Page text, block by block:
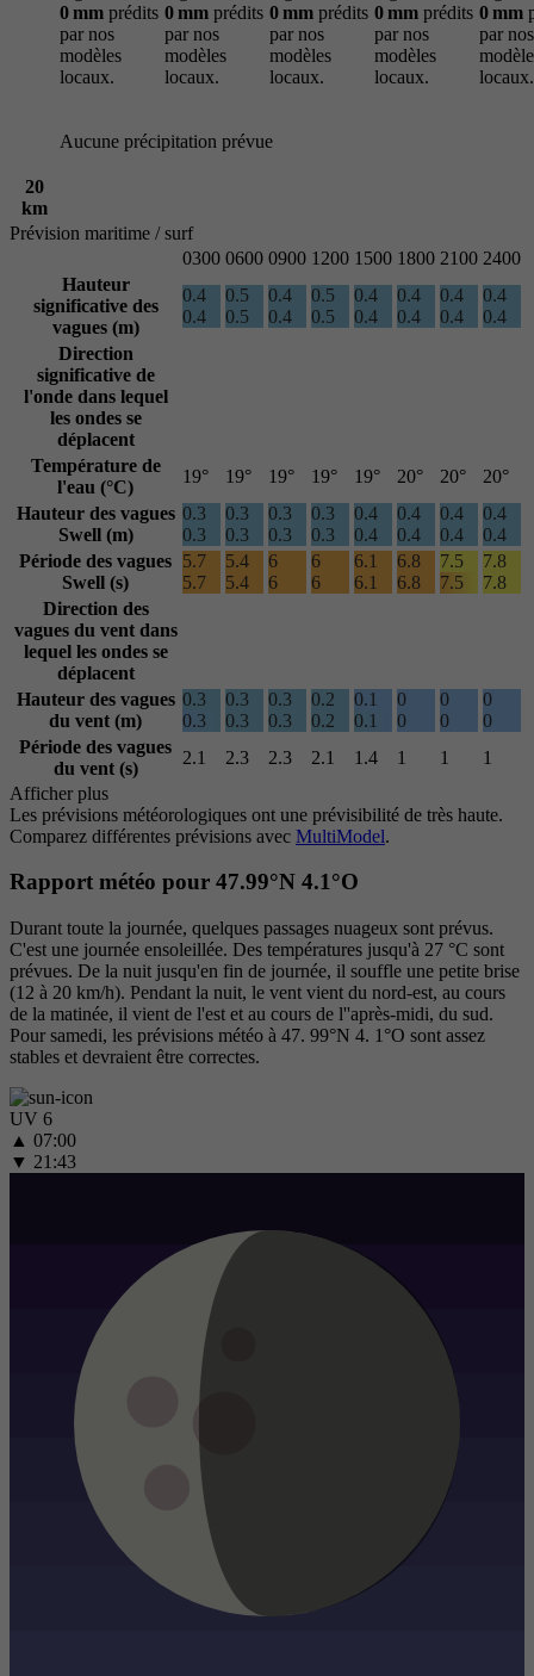
0 mm prédits
par nos
modèles
locaux.
0 mm prédits
par nos
modèles
locaux.
0 mm prédits
par nos
modèles
locaux.
0 mm prédits
par nos
modèles
locaux.
0 mm
par nos
locaux.
Aucune précipitation prévue
20
km
Prévision maritime / surf
0300 0600 0900 1200 1500 1800 2100 2400
Hauteur
significative des
vagues (m)
0.4
0.4
0.5
0.5
0.4
0.4
0.5
0.5
0.4
0.4
0.4
0.4
0.4
0.4
0.4
0.4
Direction
significative de
l'onde dans lequel
les ondes se
déplacent
Température de
l'eau (°C)
19° 19° 19° 19° 19° 20° 20°
20°
Hauteur des vagues
Swell (m)
0.3
0.3
0.3
0.3
0.3
0.3
0.3
0.3
0.4
0.4
0.4
0.4
0.4
0.4
0.4
0.4
Période des vagues
Swell (s)
5.7
5.7
5.4
5.4
6
6
6
6
6.1
6.1
6.8
6.8
7.5
7.5
7.8
7.8
Direction des
vagues du vent dans
lequel les ondes se
déplacent
Hauteur des vagues
du vent (m)
0.3
0.3
0.3
0.3
0.3
0.3
0.2
0.2
0.1
0.1
0
0
0
0
0
0
Période des vagues
du vent (s)
2.1 2.3 2.3 2.1 1.4 1 1
1
Afficher plus
Les prévisions météorologiques ont une prévisibilité de très haute.
Comparez différentes prévisions avec MultiModel.
Rapport météo pour 47.99°N 4.1°O
Durant toute la journée, quelques passages nuageux sont prévus.
C'est une journée ensoleillée. Des températures jusqu'à 27 °C sont
prévues. De la nuit jusqu'en fin de journée, il souffle une petite brise
(12 à 20 km/h). Pendant la nuit, le vent vient du nord-est, au cours
de la matinée, il vient de l'est et au cours de l''après-midi, du sud.
Pour samedi, les prévisions météo à 47. 99°N 4. 1°O sont assez
stables et devraient être correctes.
UV 6
▲ 07:00
▼ 21:43